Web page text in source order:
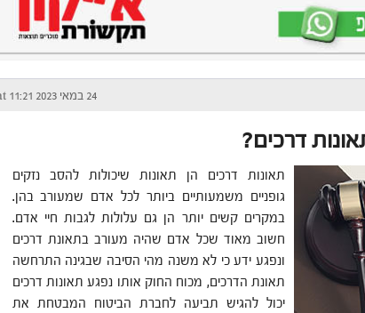
24 במאי 2023 at 11:21
דרכים?
תאונות דרכים הן תאונות שיכולות להסב נזקים
גופניים משמעותיים ביותר לכל אדם שמעורב בהן.
במקרים קשים יותר הן גם עלולות לגבות חיי אדם.
חשוב מאוד שכל אדם שהיה מעורב בתאונת דרכים
ונפגע ידע כי לא משנה מהי הסיבה שבגינה התרחשה
תאונת הדרכים, מכוח החוק אותו נפגע תאונות דרכים
יכול להגיש תביעה לחברת הביטוח המבטחת את